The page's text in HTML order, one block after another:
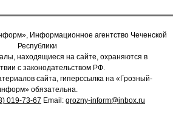
Информационное агентство Чеченской
Республики
находящиеся на сайте, охраняются в
с законодательством РФ.
сайта, гиперссылка на «Грозный-
обязательна.
019-73-67 Email: grozny-inform@inbox.ru